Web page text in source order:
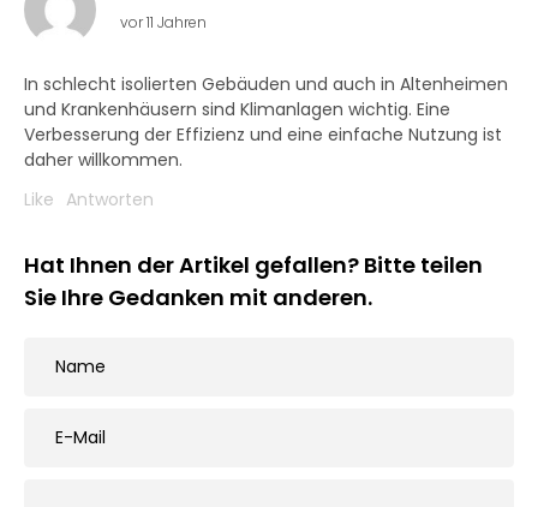
vor 11 Jahren
In schlecht isolierten Gebäuden und auch in Altenheimen
und Krankenhäusern sind Klimanlagen wichtig. Eine
Verbesserung der Effizienz und eine einfache Nutzung ist
daher willkommen.
Like Antworten
Hat Ihnen der Artikel gefallen? Bitte teilen
Sie Ihre Gedanken mit anderen.